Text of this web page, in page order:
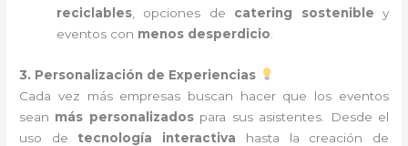
reciclables , opciones de catering sostenible y
eventos con menos desperdicio
3. Personalización de Experiencias
Cada vez más empresas buscan hacer que los eventos
sean más personalizadospara sus asistentes. Desde el
uso de tecnología interactiva hasta la creación de